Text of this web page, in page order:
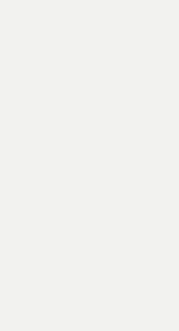
ДНК/РНК
Val⁵, Phe¹⁶) – влияют